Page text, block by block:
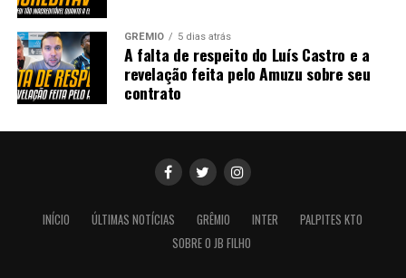
GRÊMIO 5 dias atrás
A falta de respeito do Luís Castro e a
revelação feita pelo Amuzu sobre seu
contrato
INÍCIO ÚLTIMAS NOTÍCIAS GRÊMIO INTER
PALPITES KTO
SOBRE O JB FILHO